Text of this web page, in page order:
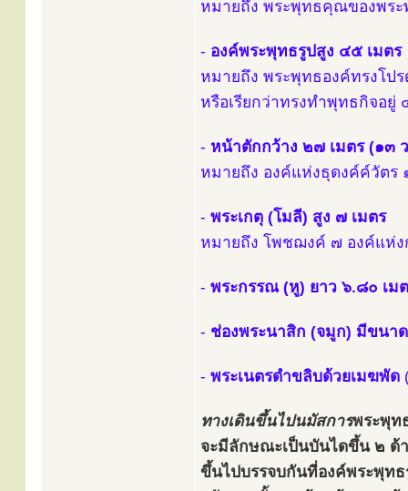
หมายถึง พระพุทธคุณของพระ
- องค์พระพุทธรูปสูง ๔๕ เมตร
หมายถึง พระพุทธองค์ทรงโป
หรือเรียกว่าทรงทำพุทธกิจอยู่
- หน้าตักกว้าง ๒๗ เมตร (๑๓
หมายถึง องค์แห่งธุดงค์ค์วัตร
- พระเกตุ (โมลี) สูง ๗ เมตร
หมายถึง โพชฌงค์ ๗ องค์แห่ง
- พระกรรณ (หู) ยาว ๖.๘๐ เม
- ช่องพระนาสิก (จมูก) มีขนา
- พระเนตรดำขลิบด้วยเมฆพัด
ทางเดินขึ้นไปนมัสการพระพุท
จะมีลักษณะเป็นบันไดขึ้น ๒ ด้า
ขึ้นไปบรรจบกันที่องค์พระพุท